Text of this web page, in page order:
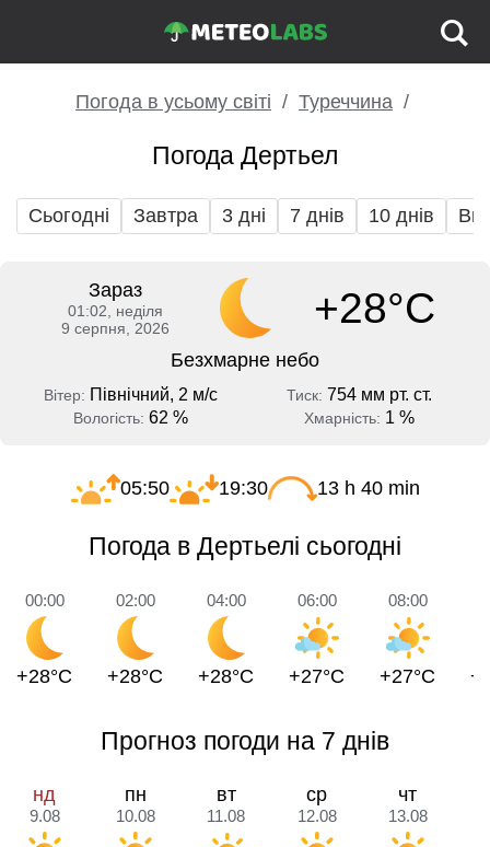
Погода в усьому світі Туреччина
Погода Дертьел
Сьогодні Завтра 3 дні 7 днів 10 днів
Зараз
01:02, неділя
9 серпня, 2026
+28°C
Безхмарне небо
Вітер: Північний, 2 м/с Тиск: 754 мм рт. ст.
Вологість: 62 % Хмарність: 1 %
05:50 19:30 13 h 40 min
Погода в Дертьелі сьогодні
00:00
+28°C
02:00
+28°C
04:00
+28°C
06:00
+27°C
08:00
+27°C
Прогноз погоди на 7 днів
нд
9.08
пн
10.08
вт
11.08
ср
12.08
чт
13.08